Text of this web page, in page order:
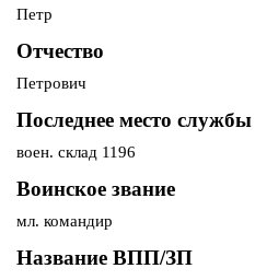
Петр
Отчество
Петрович
Последнее место службы
воен. склад 1196
Воинское звание
мл. командир
Название ВПП/ЗП